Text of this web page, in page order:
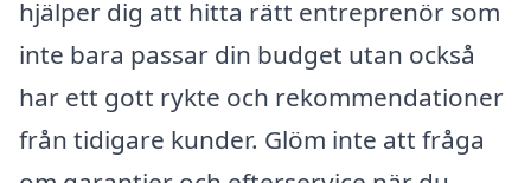
hjälper dig att hitta rätt entreprenör som
inte bara passar din budget utan också
har ett gott rykte och rekommendationer
från tidigare kunder. Glöm inte att fråga